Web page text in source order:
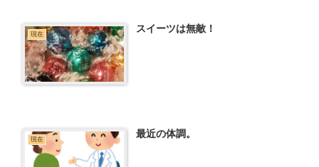
現在 スイーツは無敵！
現在 最近の体調。